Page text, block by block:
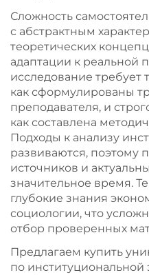
Сложность
с абстрактным
теоретических
адаптации к реальной
исследование требует
как сформулированы
преподавателя, и
как составлена
Подходы к анализу
развиваются, поэтому
источников и
значительное время.
глубокие знания
социологии, что
отбор проверенных
Предлагаем купить
по